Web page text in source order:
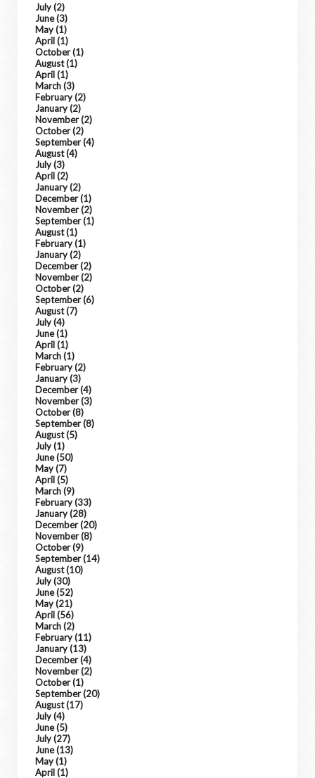
July(2)
June(3)
May(1)
April(1)
October(1)
August(1)
April(1)
March(3)
February(2)
January(2)
November(2)
October(2)
September(4)
August(4)
July(3)
April(2)
January(2)
December(1)
November(2)
September(1)
August(1)
February(1)
January(2)
December(2)
November(2)
October(2)
September(6)
August(7)
July(4)
June(1)
April(1)
March(1)
February(2)
January(3)
December(4)
November(3)
October(8)
September(8)
August(5)
July(1)
June(50)
May(7)
April(5)
March(9)
February(33)
January(28)
December(20)
November(8)
October(9)
September(14)
August(10)
July(30)
June(52)
May(21)
April(56)
March(2)
February(11)
January(13)
December(4)
November(2)
October(1)
September(20)
August(17)
July(4)
June(5)
July(27)
June(13)
May(1)
April(1)